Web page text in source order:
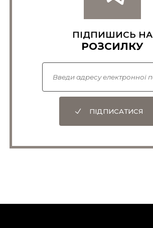
ПІДПИШИСЬ НА
РОЗСИЛКУ
ПІДПИСАТИСЯ